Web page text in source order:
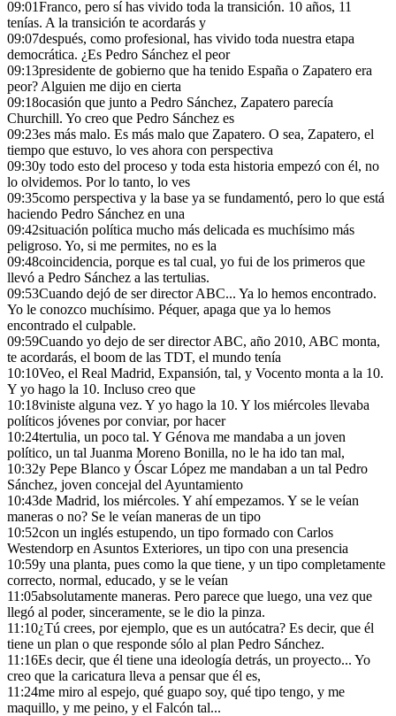
09:01Franco, pero sí has vivido toda la transición. 10 años, 11
tenías. A la transición te acordarás y
09:07después, como profesional, has vivido toda nuestra etapa
democrática. ¿Es Pedro Sánchez el peor
09:13presidente de gobierno que ha tenido España o Zapatero era
peor? Alguien me dijo en cierta
09:18ocasión que junto a Pedro Sánchez, Zapatero parecía
Churchill. Yo creo que Pedro Sánchez es
09:23es más malo. Es más malo que Zapatero. O sea, Zapatero, el
tiempo que estuvo, lo ves ahora con perspectiva
09:30y todo esto del proceso y toda esta historia empezó con él, no
lo olvidemos. Por lo tanto, lo ves
09:35como perspectiva y la base ya se fundamentó, pero lo que está
haciendo Pedro Sánchez en una
09:42situación política mucho más delicada es muchísimo más
peligroso. Yo, si me permites, no es la
09:48coincidencia, porque es tal cual, yo fui de los primeros que
llevó a Pedro Sánchez a las tertulias.
09:53Cuando dejó de ser director ABC... Ya lo hemos encontrado.
Yo le conozco muchísimo. Péquer, apaga que ya lo hemos
encontrado el culpable.
09:59Cuando yo dejo de ser director ABC, año 2010, ABC monta,
te acordarás, el boom de las TDT, el mundo tenía
10:10Veo, el Real Madrid, Expansión, tal, y Vocento monta a la 10.
Y yo hago la 10. Incluso creo que
10:18viniste alguna vez. Y yo hago la 10. Y los miércoles llevaba
políticos jóvenes por conviar, por hacer
10:24tertulia, un poco tal. Y Génova me mandaba a un joven
político, un tal Juanma Moreno Bonilla, no le ha ido tan mal,
10:32y Pepe Blanco y Óscar López me mandaban a un tal Pedro
Sánchez, joven concejal del Ayuntamiento
10:43de Madrid, los miércoles. Y ahí empezamos. Y se le veían
maneras o no? Se le veían maneras de un tipo
10:52con un inglés estupendo, un tipo formado con Carlos
Westendorp en Asuntos Exteriores, un tipo con una presencia
10:59y una planta, pues como la que tiene, y un tipo completamente
correcto, normal, educado, y se le veían
11:05absolutamente maneras. Pero parece que luego, una vez que
llegó al poder, sinceramente, se le dio la pinza.
11:10¿Tú crees, por ejemplo, que es un autócatra? Es decir, que él
tiene un plan o que responde sólo al plan Pedro Sánchez.
11:16Es decir, que él tiene una ideología detrás, un proyecto... Yo
creo que la caricatura lleva a pensar que él es,
11:24me miro al espejo, qué guapo soy, qué tipo tengo, y me
maquillo, y me peino, y el Falcón tal...